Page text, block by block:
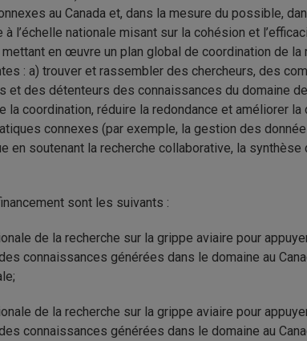
au Canada et, dans la mesure du possible,
l’échelle nationale misant sur la cohésion et
en œuvre un plan global de coordination de
: a) trouver et rassembler des chercheurs, des
des détenteurs des connaissances du domaine
la coordination, réduire la redondance et améliorer
connexes (par exemple, la gestion des
en soutenant la recherche collaborative, la
sont les suivants :
de la recherche sur la grippe aviaire pour
connaissances générées dans le domaine au
de la recherche sur la grippe aviaire pour
connaissances générées dans le domaine au